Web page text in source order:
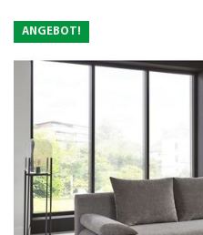
ANGEBOT!